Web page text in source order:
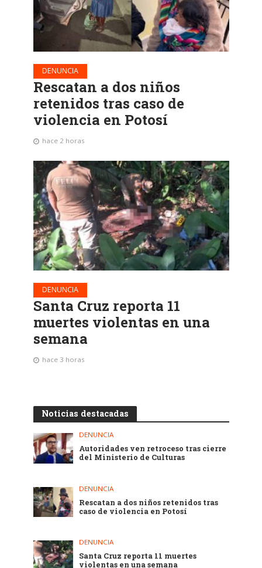
DENUNCIA
Rescatan a dos niños
retenidos tras caso de
violencia en Potosí
hace 2 horas
DENUNCIA
Santa Cruz reporta 11
muertes violentas en una
semana
hace 3 horas
Noticias destacadas
DENUNCIA
Autoridades ven retroceso tras cierre
del Ministerio de Culturas
DENUNCIA
Rescatan a dos niños retenidos tras
caso de violencia en Potosí
DENUNCIA
Santa Cruz reporta 11 muertes
violentas en una semana